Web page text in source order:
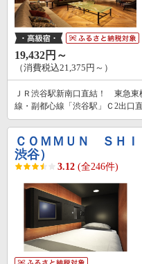
19,432円～
（消費税込21,375円～）
ＪＲ渋谷駅新南口直結！ 東急東
線・副都心線「渋谷駅」Ｃ2出口
ＣＯＭＭＵＮ ＳＨ
渋谷）
3.12 (全246件)